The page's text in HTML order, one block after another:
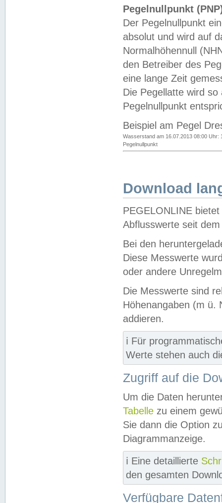
Pegelnullpunkt
Der Pegelnullpunkt
absolut und wird auf
Normalhöhennull
den Betreiber des
eine lange Zeit
Die Pegellatte wird
Pegelnullpunkt
Beispiel am Pegel
Wasserstand am 16.07.2013 08:00 Uhr:
Pegelnullpunkt
Download
PEGELONLINE
Abflusswerte seit
Bei den
Diese Messwerte
oder andere
Die Messwerte sind
Höhenangaben (m ü.
addieren.
ℹ️ Für
Werte stehen auch
Zugriff auf die
Um die Daten
Tabelle zu einem
Sie dann die Option
Diagrammanzeige.
ℹ️ Eine detaillierte
den gesamten
Verfügbare